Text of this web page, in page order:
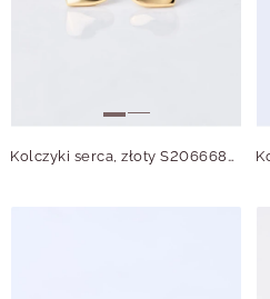
Kolczyki serca, złoty S206668Z00